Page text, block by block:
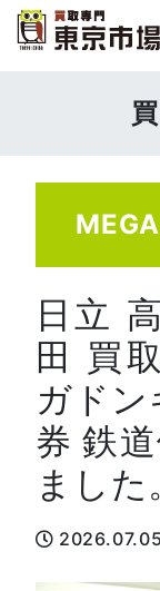
日立
田 買
ガドン
券 鉄
ました
2026.07.05